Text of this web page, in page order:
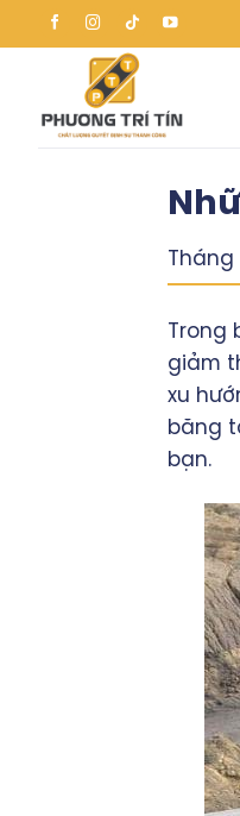
to
Trong
giảm
xu
băng
bạn.